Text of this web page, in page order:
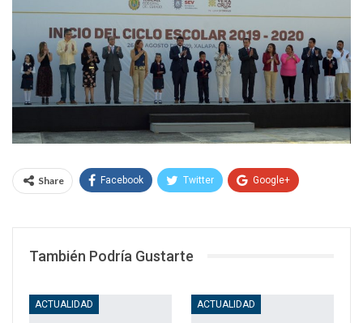
Share Facebook Twitter Google+
También Podría Gustarte
ACTUALIDAD ACTUALIDAD